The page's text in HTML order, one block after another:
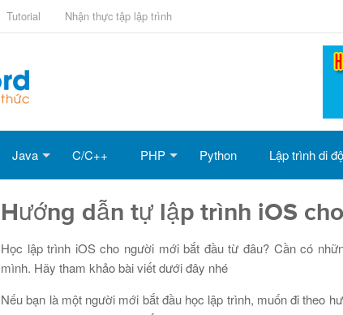
Tutorial Nhận thực tập lập trình
Java C/C++ PHP Python Lập trình di
Hướng dẫn tự lập trình iOS
Học lập trình iOS cho người mới bắt đầu từ đâu? Cần có
mình. Hãy tham khảo bài viết dưới đây nhé
Nếu bạn là một người mới bắt đầu học lập trình, muốn đi theo